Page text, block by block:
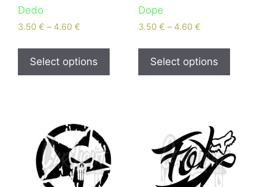
Dedo
3.50 € – 4.60 €
Select options
Dope
3.50 € – 4.60 €
Select options